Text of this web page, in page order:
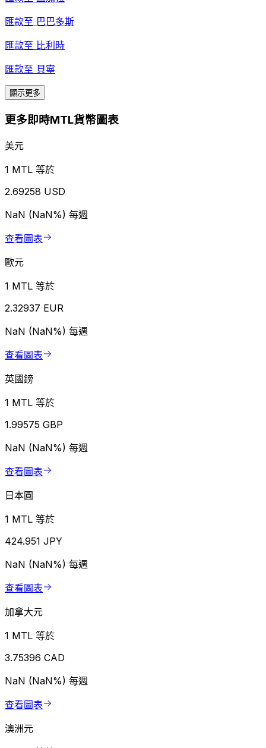
匯款至 巴巴多斯
匯款至 比利時
匯款至 貝寧
顯示更多
更多即時MTL貨幣圖表
美元
1 MTL 等於
2.69258 USD
NaN (NaN%) 每週
查看圖表
歐元
1 MTL 等於
2.32937 EUR
NaN (NaN%) 每週
查看圖表
英國鎊
1 MTL 等於
1.99575 GBP
NaN (NaN%) 每週
查看圖表
日本圓
1 MTL 等於
424.951 JPY
NaN (NaN%) 每週
查看圖表
加拿大元
1 MTL 等於
3.75396 CAD
NaN (NaN%) 每週
查看圖表
澳洲元